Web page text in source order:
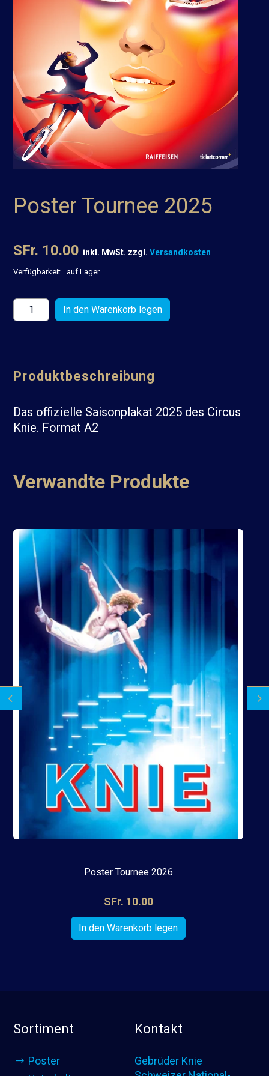
Poster Tournee 2025
SFr. 10.00 inkl. MwSt. zzgl.Versandkosten
Verfügbarkeit auf Lager
Produktbeschreibung
Das offizielle Saisonplakat 2025 des Circus
Knie. Format A2
Verwandte Produkte
Poster Tournee 2026
SFr. 10.00
Sortiment
Poster
Kontakt
Gebrüder Knie